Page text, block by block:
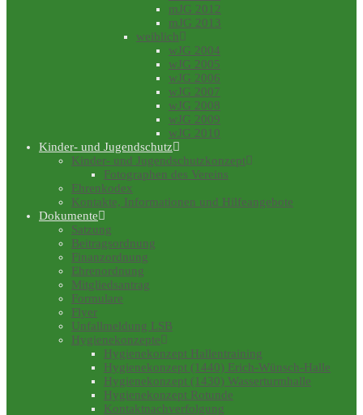
mJG 2012
mJG 2013
weiblich
wJG 2004
wJG 2005
wJG 2006
wJG 2007
wJG 2008
wJG 2009
wJG 2010
Kinder- und Jugendschutz
Kinder- und Jugendschutzkonzept
Fotographen des Vereins
Ehrenkodex
Kontakte, Informationen und Hilfeangebote
Dokumente
Satzung
Beitragsordnung
Finanzordnung
Ehrenordnung
Mitgliedsantrag
Formulare
Flyer
Unfallmeldung LSB
Hygienekonzepte
Hygienekonzept Hallentraining
Hygienekonzept (1440) Erich-Wünsch-Halle
Hygienekonzept (1430) Wasserturmhalle
Hygienekonzept Rotunde
Kontaktnachverfolgung